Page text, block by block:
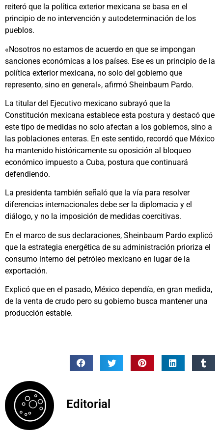
reiteró que la política exterior mexicana se basa en el
principio de no intervención y autodeterminación de los
pueblos.
«Nosotros no estamos de acuerdo en que se impongan
sanciones económicas a los países. Ese es un principio de la
política exterior mexicana, no solo del gobierno que
represento, sino en general», afirmó Sheinbaum Pardo.
La titular del Ejecutivo mexicano subrayó que la
Constitución mexicana establece esta postura y destacó que
este tipo de medidas no solo afectan a los gobiernos, sino a
las poblaciones enteras. En este sentido, recordó que México
ha mantenido históricamente su oposición al bloqueo
económico impuesto a Cuba, postura que continuará
defendiendo.
La presidenta también señaló que la vía para resolver
diferencias internacionales debe ser la diplomacia y el
diálogo, y no la imposición de medidas coercitivas.
En el marco de sus declaraciones, Sheinbaum Pardo explicó
que la estrategia energética de su administración prioriza el
consumo interno del petróleo mexicano en lugar de la
exportación.
Explicó que en el pasado, México dependía, en gran medida,
de la venta de crudo pero su gobierno busca mantener una
producción estable.
Editorial